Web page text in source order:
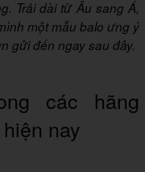
Trải dài từ Âu sang Á,
một mẫu balo ưng ý
gửi đến ngay sau đây.
các hãng
nay